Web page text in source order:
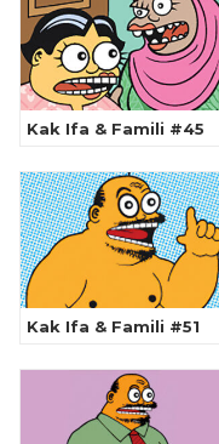
Kak Ifa & Famili #45
Kak Ifa & Famili #51